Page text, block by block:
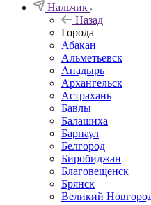
Нальчик
Назад
Города
Абакан
Альметьевск
Анадырь
Архангельск
Астрахань
Бавлы
Балашиха
Барнаул
Белгород
Биробиджан
Благовещенск
Брянск
Великий